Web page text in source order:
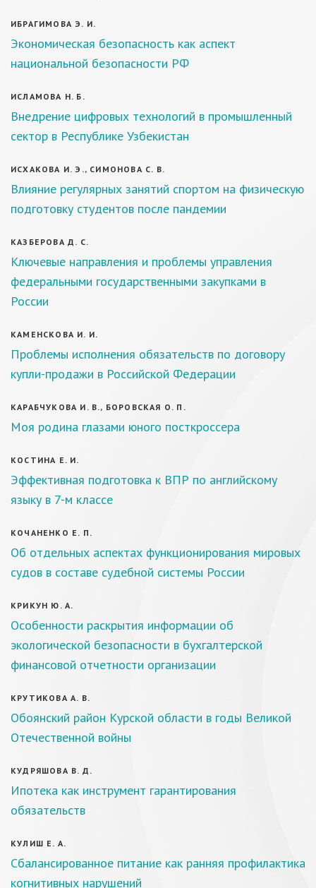
ИБРАГИМОВА Э. И.
Экономическая безопасность как аспект
национальной безопасности РФ
ИСЛАМОВА Н. Б.
Внедрение цифровых технологий в промышленный
сектор в Республике Узбекистан
ИСХАКОВА И. Э., СИМОНОВА С. В.
Влияние регулярных занятий спортом на физическую
подготовку студентов после пандемии
КАЗБЕРОВА Д. С.
Ключевые направления и проблемы управления
федеральными государственными закупками в
России
КАМЕНСКОВА И. И.
Проблемы исполнения обязательств по договору
купли-продажи в Российской Федерации
КАРАБЧУКОВА И. В., БОРОВСКАЯ О. П.
Моя родина глазами юного посткроссера
КОСТИНА Е. И.
Эффективная подготовка к ВПР по английскому
языку в 7-м классе
КОЧАНЕНКО Е. П.
Об отдельных аспектах функционирования мировых
судов в составе судебной системы России
КРИКУН Ю. А.
Особенности раскрытия информации об
экологической безопасности в бухгалтерской
финансовой отчетности организации
КРУТИКОВА А. В.
Обоянский район Курской области в годы Великой
Отечественной войны
КУДРЯШОВА В. Д.
Ипотека как инструмент гарантирования
обязательств
КУЛИШ Е. А.
Сбалансированное питание как ранняя профилактика
когнитивных нарушений